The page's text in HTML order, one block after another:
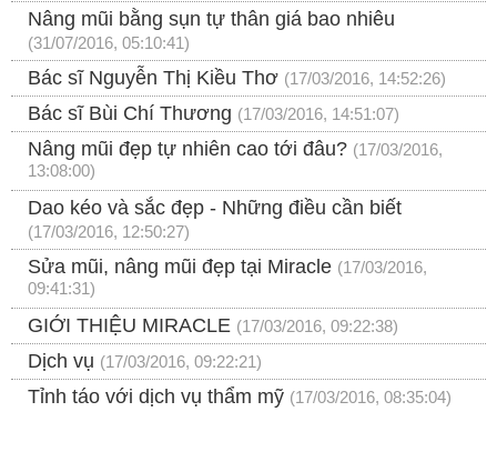
Nâng mũi bằng sụn tự thân giá bao nhiêu
(31/07/2016, 05:10:41)
Bác sĩ Nguyễn Thị Kiều Thơ (17/03/2016, 14:52:26)
Bác sĩ Bùi Chí Thương (17/03/2016, 14:51:07)
Nâng mũi đẹp tự nhiên cao tới đâu? (17/03/2016,
13:08:00)
Dao kéo và sắc đẹp - Những điều cần biết
(17/03/2016, 12:50:27)
Sửa mũi, nâng mũi đẹp tại Miracle (17/03/2016,
09:41:31)
GIỚI THIỆU MIRACLE (17/03/2016, 09:22:38)
Dịch vụ (17/03/2016, 09:22:21)
Tỉnh táo với dịch vụ thẩm mỹ (17/03/2016, 08:35:04)